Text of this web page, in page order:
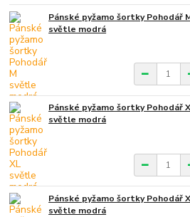
Pánské pyžamo šortky Pohodář
světle modrá
Pánské pyžamo šortky Pohodář
světle modrá
Pánské pyžamo šortky Pohodář
světle modrá